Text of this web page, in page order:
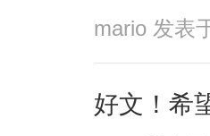
mario 发表
好文！希